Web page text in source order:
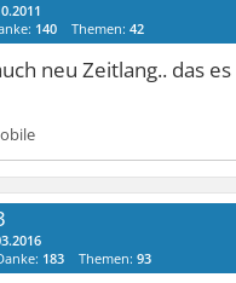
140 Themen:42
neu Zeitlang.. das
183 Themen:93